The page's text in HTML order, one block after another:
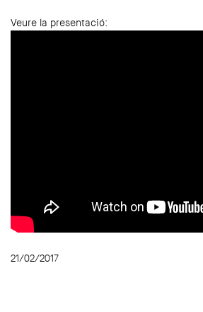
Veure la presentació:
21/02/2017